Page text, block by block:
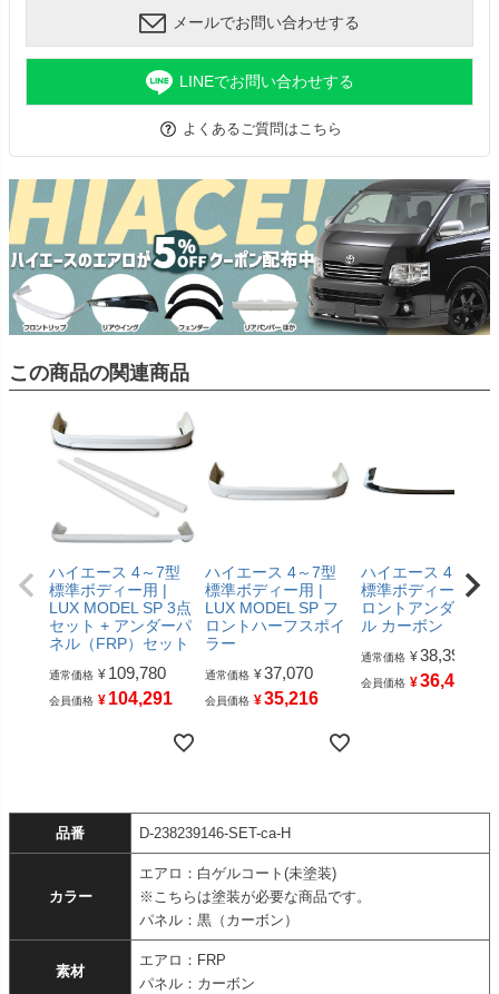
メールでお問い合わせする
LINEでお問い合わせする
よくあるご質問はこちら
この商品の関連商品
ハイエース 4～7型
標準ボディー用 |
LUX MODEL SP 3点
セット + アンダーパ
ネル（FRP）セット
通常価格 ¥ 109,780
会員価格 ¥ 104,291
ハイエース 4～7型
標準ボディー用 |
LUX MODEL SP フ
ロントハーフスポイ
ラー
通常価格 ¥37,070
会員価格 ¥35,216
ハイエース 4～7型
標準ボディー用 | フ
ロントアンダーパ
ル カーボン
通常価格 ¥38,390
会員価格 ¥36,470
品番 D-238239146-SET-ca-H
カラー
エアロ：白ゲルコート(未塗装)
※こちらは塗装が必要な商品です。
パネル：黒（カーボン）
素材
エアロ：FRP
パネル：カーボン